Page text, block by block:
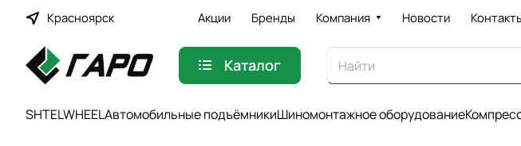
Красноярск Акции Бренды Компания Новости
Каталог
SHTELWHEELАвтомобильные подъёмникиШиномонтажное оборудование